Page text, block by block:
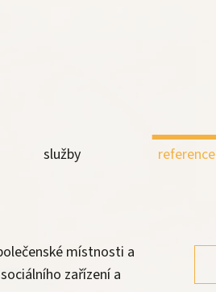
služby reference
místnosti a
zařízení a